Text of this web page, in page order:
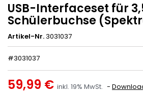
USB-Interfaceset für
Schülerbuchse
Artikel-Nr.3031037
#3031037
59,99 € inkl. 19% MwSt.